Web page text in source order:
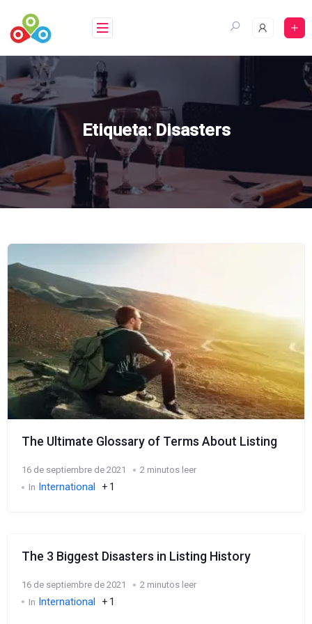
contenido
Etiqueta:Disasters
The Ultimate Glossary of Terms About Listing
16 de septiembre de 2021
2 minutos leer
In International + 1
The 3 Biggest Disasters in Listing History
16 de septiembre de 2021
2 minutos leer
In International + 1